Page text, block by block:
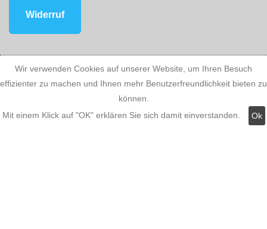
Widerruf
Kategorien:
Fassadenstuck
Wir verwenden Cookies auf unserer Website, um Ihren Besuch
effizienter zu machen und Ihnen mehr Benutzerfreundlichkeit bieten zu
können.
Mit einem Klick auf "OK" erklären Sie sich damit einverstanden.
Ok